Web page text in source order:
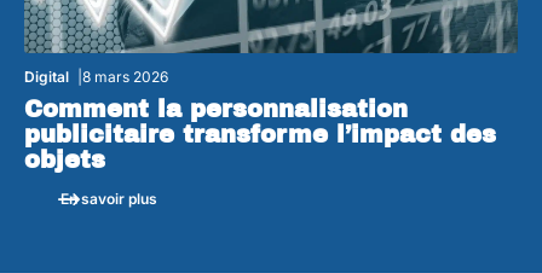
Digital 8 mars 2026
Comment la personnalisation
publicitaire transforme l’impact des
objets
En savoir plus